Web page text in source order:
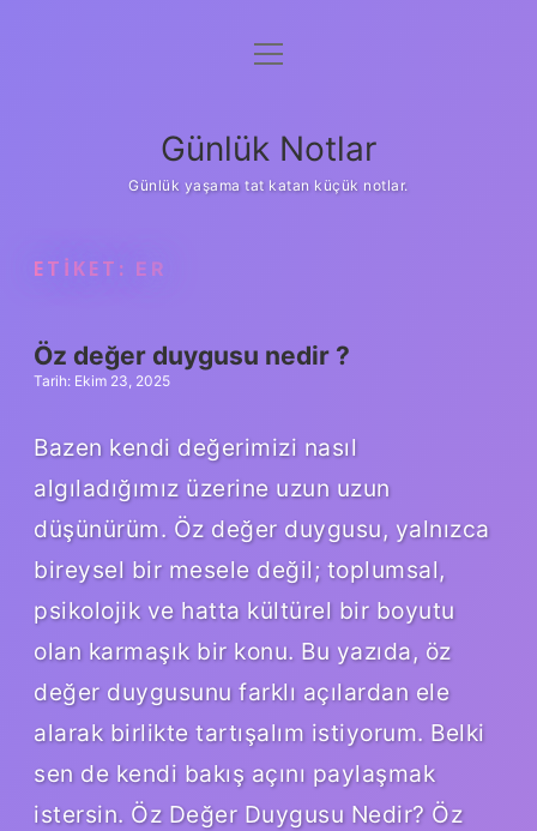
Anasayfa
Yasal Uyarı
menüyü
Günlük Notlar
Günlük yaşama tat katan küçük notlar.
ETIKET: ER
Öz değer duygusu nedir ?
Tarih: Ekim 23, 2025
Bazen kendi değerimizi nasıl
algıladığımız üzerine uzun uzun
düşünürüm. Öz değer duygusu, yalnızca
bireysel bir mesele değil; toplumsal,
psikolojik ve hatta kültürel bir boyutu
olan karmaşık bir konu. Bu yazıda, öz
değer duygusunu farklı açılardan ele
alarak birlikte tartışalım istiyorum. Belki
sen de kendi bakış açını paylaşmak
istersin. Öz Değer Duygusu Nedir? Öz